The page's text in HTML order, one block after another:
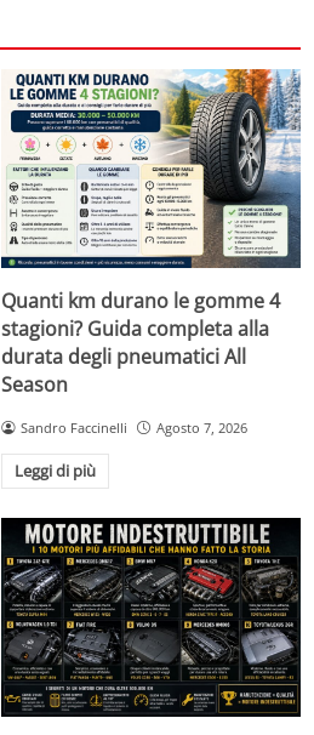
Quanti km durano le gomme 4
stagioni? Guida completa alla
durata degli pneumatici All
Season
Sandro Faccinelli Agosto 7, 2026
Leggi di più